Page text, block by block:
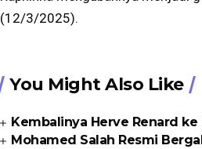
(12/3/2025).
You Might Also Like
Kembalinya Herve Renard
Mohamed Salah Resmi